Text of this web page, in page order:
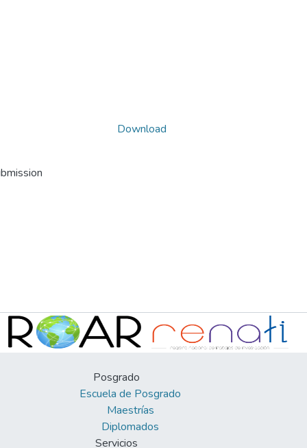
Download
Posgrado
Escuela de Posgrado
Maestrías
Diplomados
Servicios